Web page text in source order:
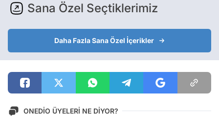
Sana Özel Seçtiklerimiz
Daha Fazla Sana Özel İçerikler
ONEDİO ÜYELERİ NE DİYOR?